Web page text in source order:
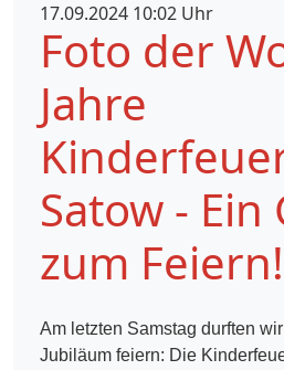
17.09.2024 10:02 Uhr
Foto der
Jahre
Satow - Ein
zum Feiern!
Am letzten Samstag durften
Jubiläum feiern: Die